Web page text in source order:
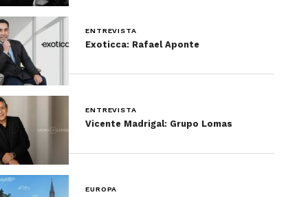
ENTREVISTA
Exoticca: Rafael Aponte
ENTREVISTA
Vicente Madrigal: Grupo Lomas
EUROPA